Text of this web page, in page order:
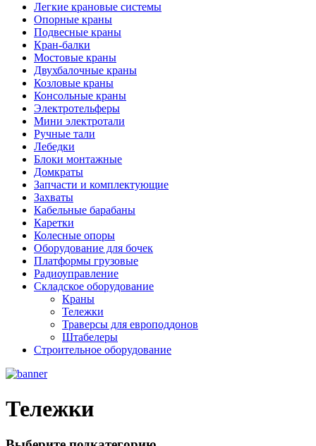
Легкие крановые системы
Опорные краны
Подвесные краны
Кран-балки
Мостовые краны
Двухбалочные краны
Козловые краны
Консольные краны
Электротельферы
Мини электротали
Ручные тали
Лебедки
Блоки монтажные
Домкраты
Запчасти и комплектующие
Захваты
Кабельные барабаны
Каретки
Колесные опоры
Оборудование для бочек
Платформы грузовые
Радиоуправление
Складское оборудование
Краны
Тележки
Траверсы для европоддонов
Штабелеры
Строительное оборудование
Тележки